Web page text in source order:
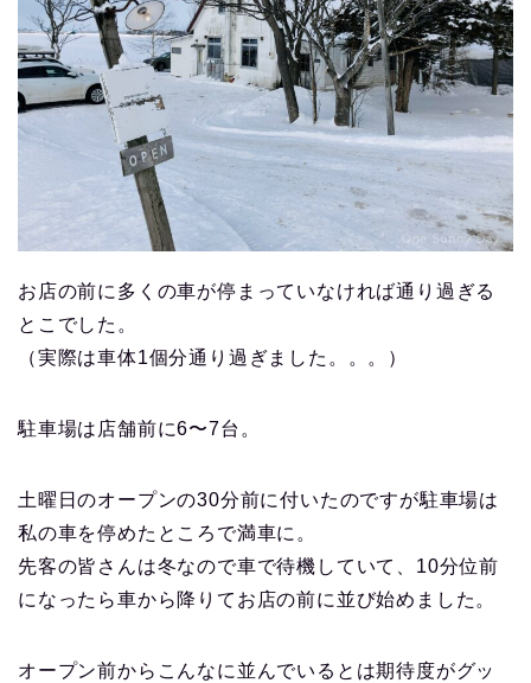
お店の前に多くの車が停まっていなければ通り過ぎる
とこでした。
（実際は車体1個分通り過ぎました。。。）
駐車場は店舗前に6〜7台。
土曜日のオープンの30分前に付いたのですが駐車場は
私の車を停めたところで満車に。
先客の皆さんは冬なので車で待機していて、10分位前
になったら車から降りてお店の前に並び始めました。
オープン前からこんなに並んでいるとは期待度がグッ